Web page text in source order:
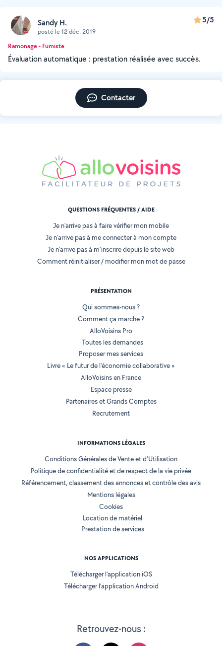
Sandy H.
posté le 12 déc. 2019
5/5
Ramonage - Fumiste
Évaluation automatique : prestation réalisée avec succès.
Contacter
Retrouvez-nous :
QUESTIONS FRÉQUENTES / AIDE
Je n'arrive pas à faire vérifier mon mobile
Je n'arrive pas à me connecter à mon compte
Je n'arrive pas à m'inscrire depuis le site web
Comment réinitialiser / modifier mon mot de passe
PRÉSENTATION
Qui sommes-nous ?
Comment ça marche ?
AlloVoisins Pro
Toutes les demandes
Proposer mes services
Livre « Le futur de l'économie collaborative »
AlloVoisins en France
Espace presse
Partenaires et Grands Comptes
Recrutement
INFORMATIONS LÉGALES
Conditions Générales de Vente et d'Utilisation
Politique de confidentialité et de respect de la vie privée
Référencement, classement des annonces et contrôle des avis
Mentions légales
Cookies
Location de matériel
Prestation de services
NOS APPLICATIONS
Télécharger l’application iOS
Télécharger l’application Android